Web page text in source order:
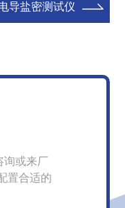
导盐密测试仪
询或来厂
置合适的